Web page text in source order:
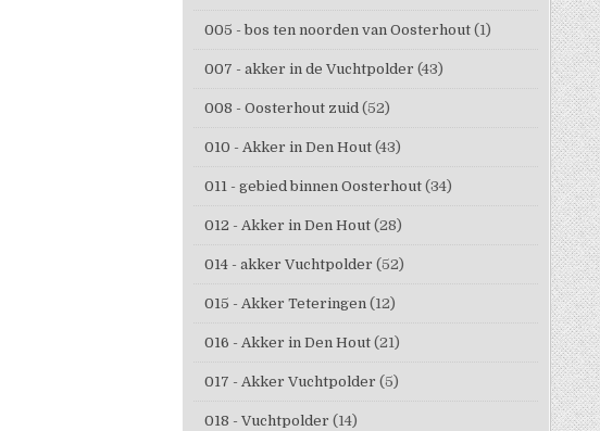
005 - bos ten noorden van Oosterhout (1)
007 - akker in de Vuchtpolder (43)
008 - Oosterhout zuid (52)
010 - Akker in Den Hout (43)
011 - gebied binnen Oosterhout (34)
012 - Akker in Den Hout (28)
014 - akker Vuchtpolder (52)
015 - Akker Teteringen (12)
016 - Akker in Den Hout (21)
017 - Akker Vuchtpolder (5)
018 - Vuchtpolder (14)